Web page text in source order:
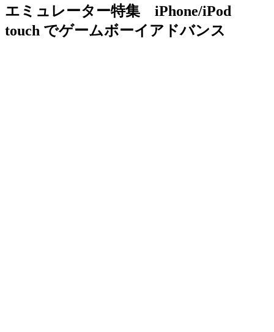
エミュレーター特集 iPhone/iPod
touch でゲームボーイアドバンス